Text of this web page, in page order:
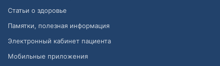
Статьи о здоровье
Памятки, полезная информация
Электронный кабинет пациента
Мобильные приложения